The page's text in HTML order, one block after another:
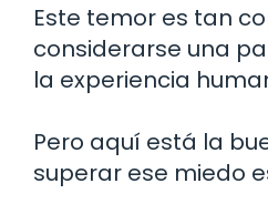
Este temor es tan
considerarse una
la experiencia
Pero aquí está la
superar ese miedo